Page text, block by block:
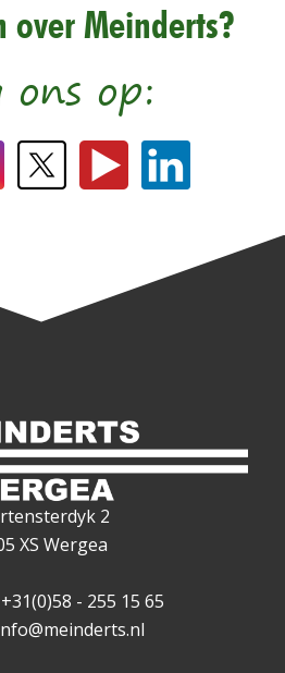
over Meinderts?
ons op:
2
XS Wergea
+31(0)58 - 255 15 65